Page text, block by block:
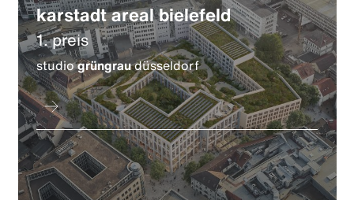
karstadt areal bielefeld
1. preis
studiogrüngraudüsseldorf